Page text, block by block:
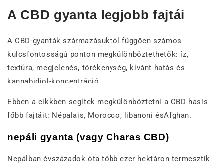
A CBD gyanta legjobb fajtái
A CBD-gyanták származásuktól függően számos
kulcsfontosságú ponton megkülönböztethetők: íz,
textúra, megjelenés, törékenység, kívánt hatás és
kannabidiol-koncentráció.
Ebben a cikkben segítek megkülönböztetni a CBD hasis
főbb fajtáit: Népalais, Morocco, libanoni ésAfghan.
nepáli gyanta (vagy Charas CBD)
Nepálban évszázadok óta több ezer hektáron termesztik